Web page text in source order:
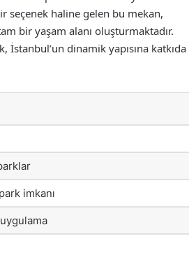
seçenek haline gelen bu mekan,
bir yaşam alanı oluşturmaktadır.
dinamik yapısına katkıda
imkanı